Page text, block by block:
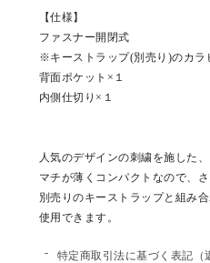
【仕様】
ファスナー開閉式
※キーストラップ(別売り)のカラ
背面ポケット×１
内側仕切り×１
人気のデザインの刺繍を施した
マチが薄くコンパクトなので、
別売りのキーストラップと組み
使用できます。
特定商取引法に基づく表記（